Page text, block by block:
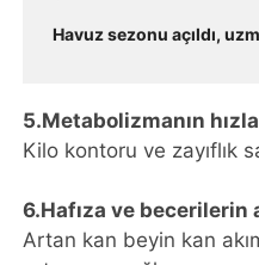
Havuz sezonu açıldı,
5.Metabolizmanın
Kilo kontoru ve zayıflık
6.Hafıza ve becerilerin
Artan kan beyin kan